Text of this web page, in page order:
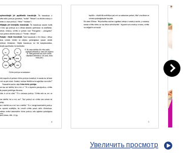
Увеличить просмотр